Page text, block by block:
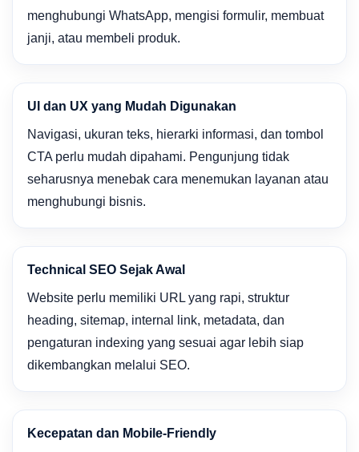
menghubungi WhatsApp, mengisi formulir, membuat
janji, atau membeli produk.
UI dan UX yang Mudah Digunakan
Navigasi, ukuran teks, hierarki informasi, dan tombol
CTA perlu mudah dipahami. Pengunjung tidak
seharusnya menebak cara menemukan layanan atau
menghubungi bisnis.
Technical SEO Sejak Awal
Website perlu memiliki URL yang rapi, struktur
heading, sitemap, internal link, metadata, dan
pengaturan indexing yang sesuai agar lebih siap
dikembangkan melalui SEO.
Kecepatan dan Mobile-Friendly